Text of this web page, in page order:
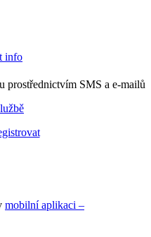
prostřednictvím SMS a e-mailů
mobilní aplikaci –